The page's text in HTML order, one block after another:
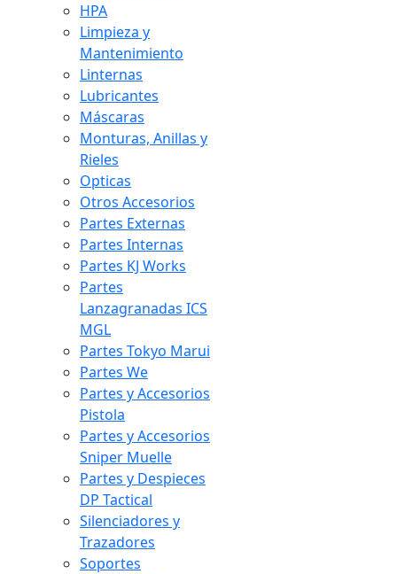
HPA
Limpieza y
Mantenimiento
Linternas
Lubricantes
Máscaras
Monturas, Anillas y
Rieles
Opticas
Otros Accesorios
Partes Externas
Partes Internas
Partes KJ Works
Partes
Lanzagranadas ICS
MGL
Partes Tokyo Marui
Partes We
Partes y Accesorios
Pistola
Partes y Accesorios
Sniper Muelle
Partes y Despieces
DP Tactical
Silenciadores y
Trazadores
Soportes